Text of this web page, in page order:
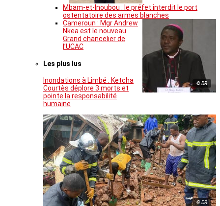
Mbam-et-Inoubou : le préfet interdit le port
ostentatoire des armes blanches
© DR
Cameroun : Mgr Andrew
Nkea est le nouveau
Grand chancelier de
l’UCAC
Les plus lus
Inondations à Limbé : Ketcha
Courtès déplore 3 morts et
pointe la responsabilité
humaine
© DR